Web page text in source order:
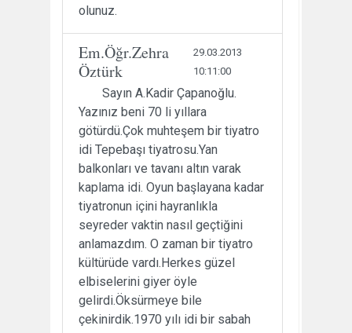
olunuz.
Em.Öğr.Zehra
Öztürk
29.03.2013
10:11:00
Sayın A.Kadir Çapanoğlu.
Yazınız beni 70 li yıllara
götürdü.Çok muhteşem bir tiyatro
idi Tepebaşı tiyatrosu.Yan
balkonları ve tavanı altın varak
kaplama idi. Oyun başlayana kadar
tiyatronun içini hayranlıkla
seyreder vaktin nasıl geçtiğini
anlamazdım. O zaman bir tiyatro
kültürüde vardı.Herkes güzel
elbiselerini giyer öyle
gelirdi.Öksürmeye bile
çekinirdik.1970 yılı idi bir sabah